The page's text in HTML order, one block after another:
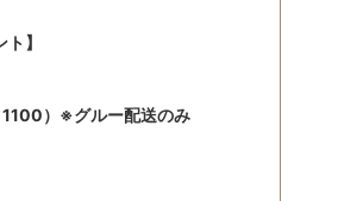
】
）※グルー配送のみ